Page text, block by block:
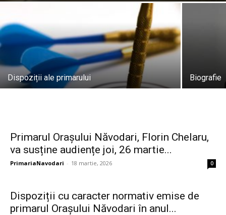
Dispoziții ale primarului Biografie
Primarul Orașului Năvodari, Florin Chelaru,
va susține audiențe joi, 26 martie...
PrimariaNavodari - 18 martie, 2026 0
Dispoziții cu caracter normativ emise de
primarul Orașului Năvodari în anul...